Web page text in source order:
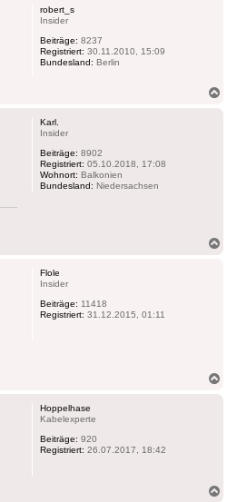
robert_s
Insider
Beiträge: 8237
Registriert: 30.11.2010, 15:09
Bundesland: Berlin
Karl.
Insider
Beiträge: 8902
Registriert: 05.10.2018, 17:08
Wohnort: Balkonien
Bundesland: Niedersachsen
Flole
Insider
Beiträge: 11418
Registriert: 31.12.2015, 01:11
Hoppelhase
Kabelexperte
Beiträge: 920
Registriert: 26.07.2017, 18:42